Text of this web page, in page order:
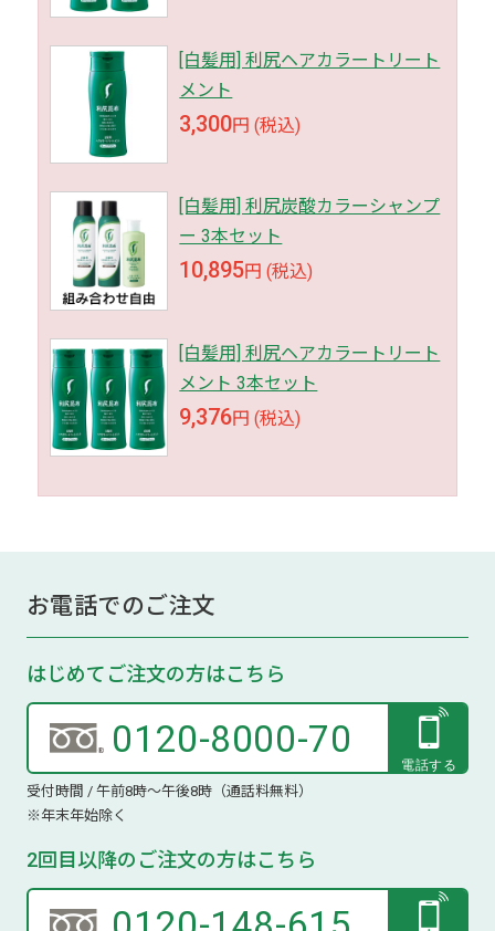
[白髪用] 利尻ヘアカラートリート
メント
3,300円 (税込)
[白髪用] 利尻炭酸カラーシャンプ
ー 3本セット
10,895円 (税込)
[白髪用] 利尻ヘアカラートリート
メント 3本セット
9,376円 (税込)
お電話でのご注文
はじめてご注文の方はこちら
0120-8000-70
受付時間 / 午前8時～午後8時（通話料無料）
※年末年始除く
2回目以降のご注文の方はこちら